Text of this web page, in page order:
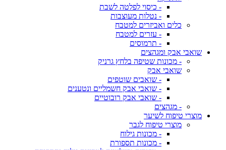
- כיסוי לפלטה לשבת
- נטלות מעוצבות
כלים ואביזרים למטבח
- עזרים למטבח
- תרמוסים
שואבי אבק ומגהצים
- מכונות שטיפה בלחץ גרניק
שואבי אבק
- שואבים שוטפים
- שואבי אבק חשמליים ונטענים
- שואבי אבק רובוטיים
- מגהצים
מוצרי טיפוח לשיער
מוצרי טיפוח לגבר
- מכונות גילוח
- מכונות תספורת